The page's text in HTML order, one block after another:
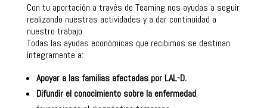
Con tu aportación a través de Teaming nos ayudas a seguir
realizando nuestras actividades y a dar continuidad a
nuestro trabajo.
Todas las ayudas económicas que recibimos se destinan
íntegramente a:
Apoyar a las familias afectadas por LAL-D.
Difundir el conocimiento sobre la enfermedad,